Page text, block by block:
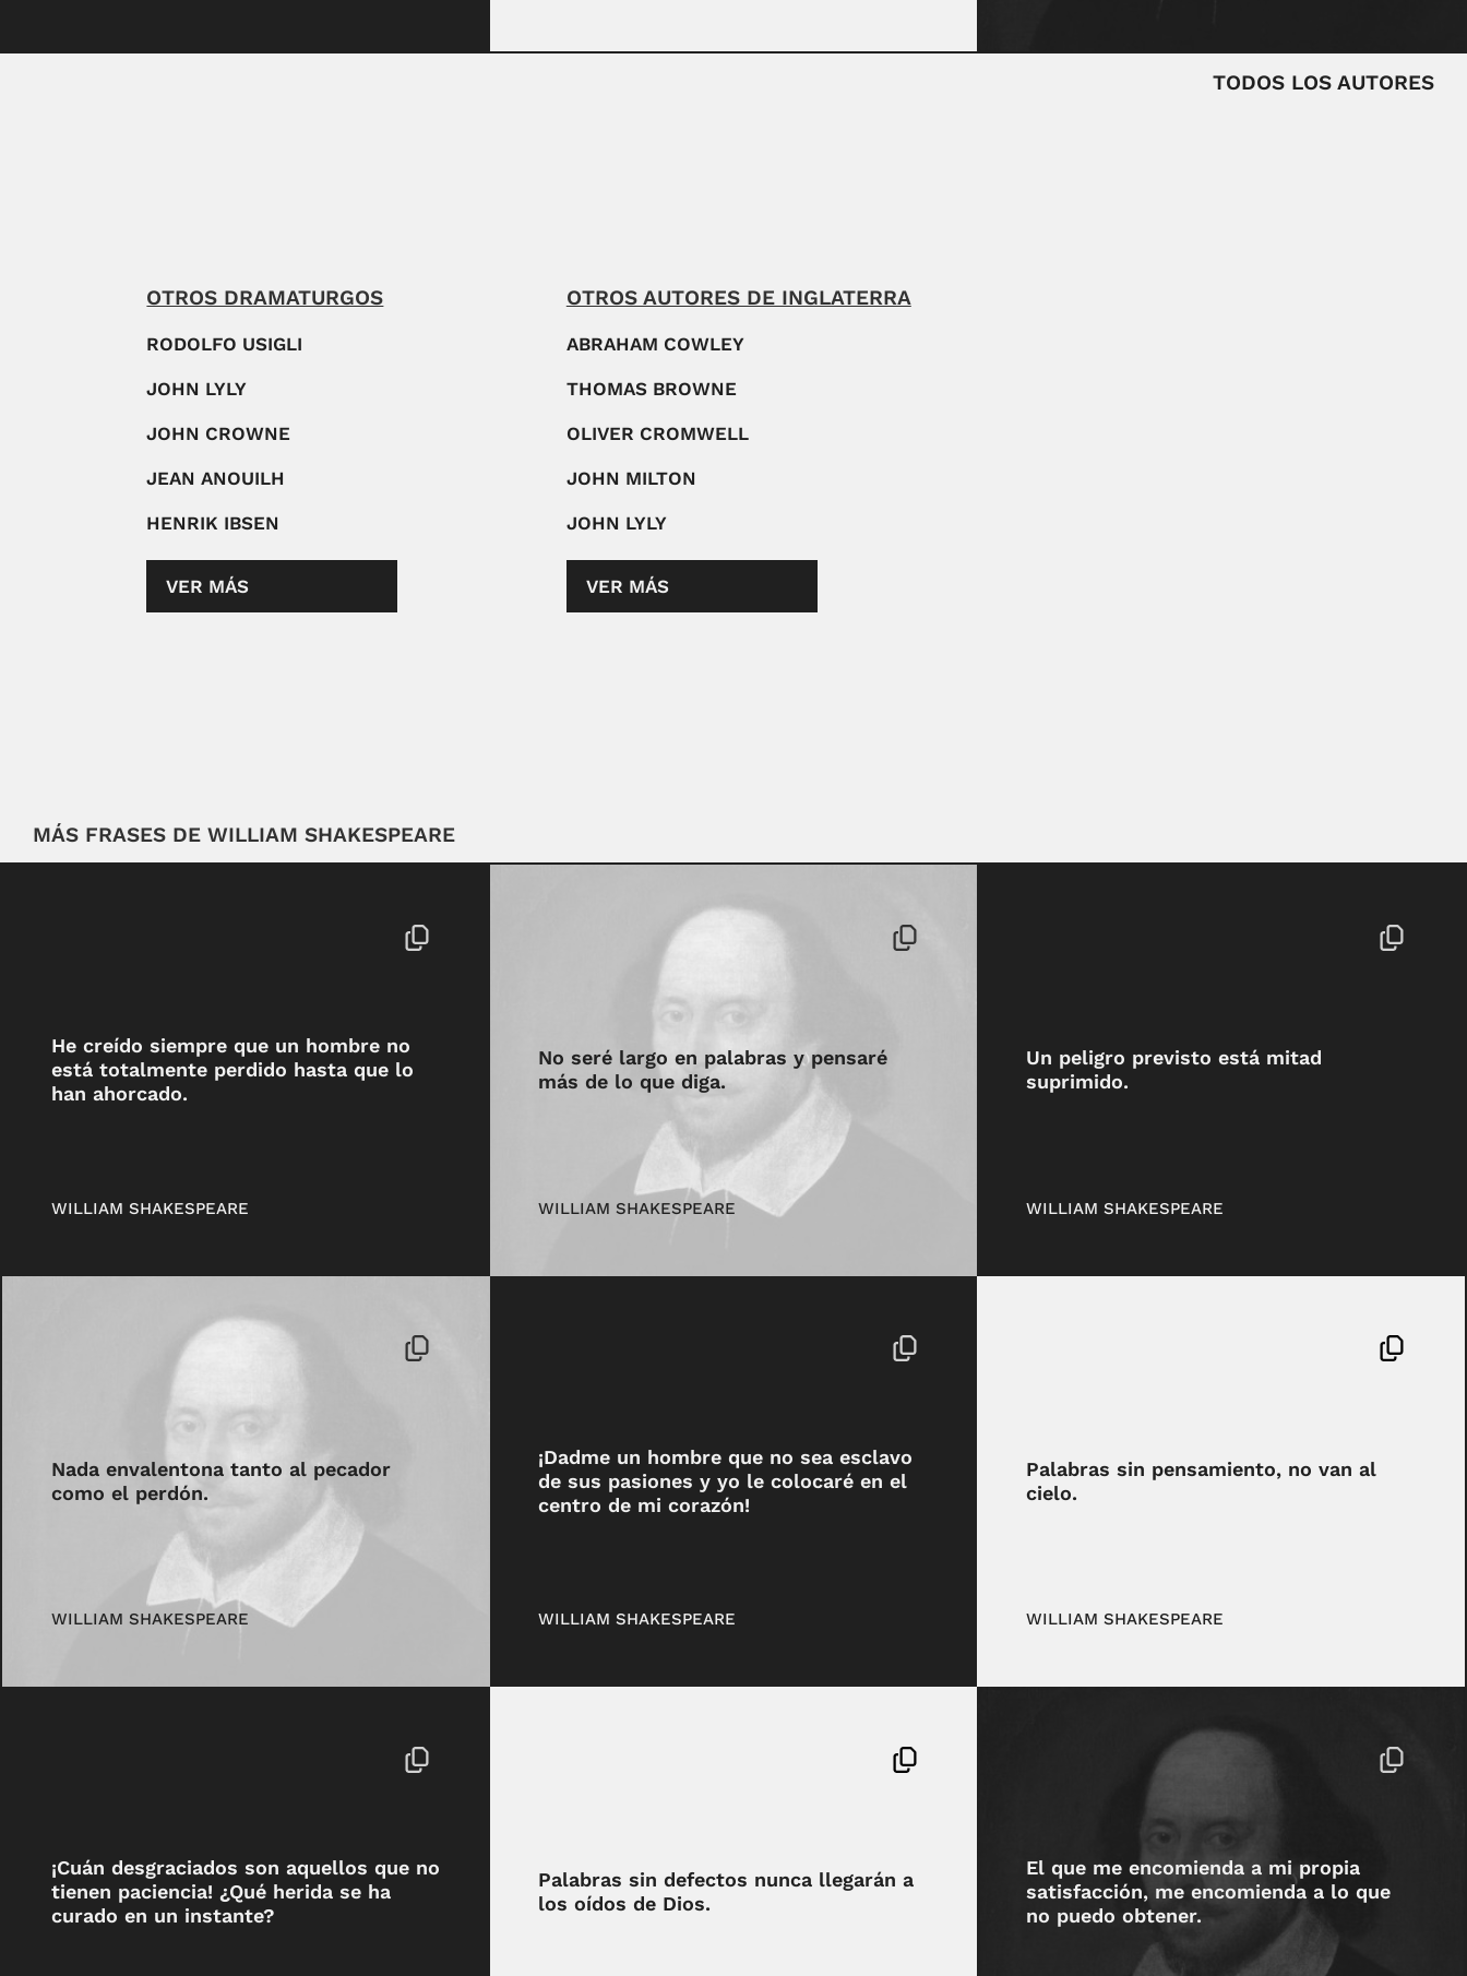
TODOS LOS AUTORES
OTROS DRAMATURGOS
RODOLFO USIGLI
JOHN LYLY
JOHN CROWNE
JEAN ANOUILH
HENRIK IBSEN
VER MÁS
OTROS AUTORES DE INGLATERRA
ABRAHAM COWLEY
THOMAS BROWNE
OLIVER CROMWELL
JOHN MILTON
JOHN LYLY
VER MÁS
MÁS FRASES DE WILLIAM SHAKESPEARE
He creído siempre que un hombre no
está totalmente perdido hasta que lo
han ahorcado.
WILLIAM SHAKESPEARE
No seré largo en palabras y pensaré
más de lo que diga.
WILLIAM SHAKESPEARE
Un peligro previsto está mitad
suprimido.
WILLIAM SHAKESPEARE
Nada envalentona tanto al pecador
como el perdón.
WILLIAM SHAKESPEARE
¡Dadme un hombre que no sea esclavo
de sus pasiones y yo le colocaré en el
centro de mi corazón!
WILLIAM SHAKESPEARE
Palabras sin pensamiento, no van al
cielo.
WILLIAM SHAKESPEARE
¡Cuán desgraciados son aquellos que no
tienen paciencia! ¿Qué herida se ha
curado en un instante?
Palabras sin defectos nunca llegarán a
los oídos de Dios.
El que me encomienda a mi propia
satisfacción, me encomienda a lo que
no puedo obtener.